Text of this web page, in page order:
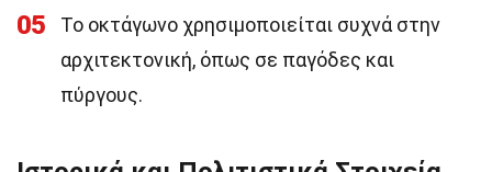
05
Το οκτάγωνο χρησιμοποιείται συχνά στην
αρχιτεκτονική, όπως σε παγόδες και
πύργους.